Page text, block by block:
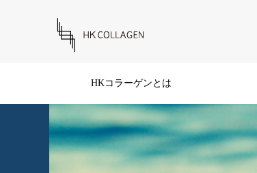
HKコラーゲンとは